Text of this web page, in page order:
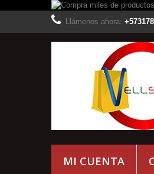
Llámenos ahora:
MI CUENTA